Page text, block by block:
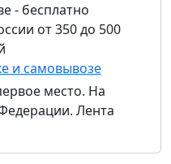
- бесплатно
от 350 до 500
и самовывозе
место. На
Лента